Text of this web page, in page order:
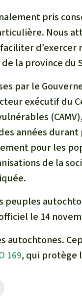
pris
Nous
la province du
par le
exécutif du
années
pour les
de la
peuples
le 14
autochtones.
169, qui protège